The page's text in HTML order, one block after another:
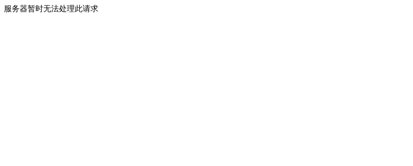
服务器暂时无法处理此请求